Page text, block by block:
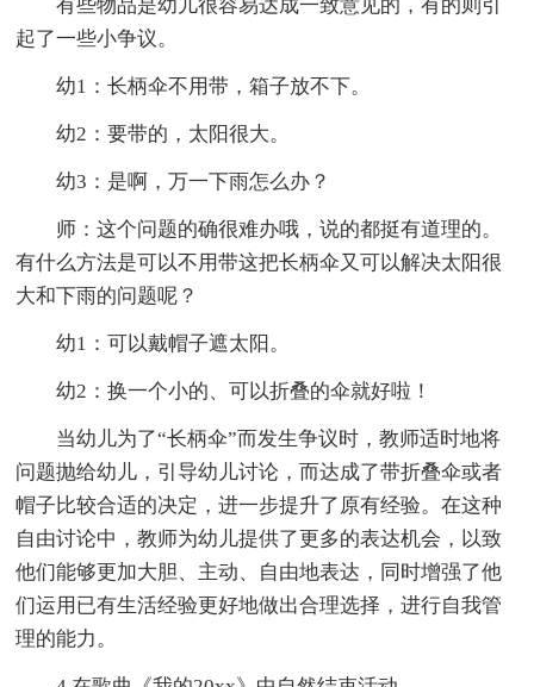
有些物品是幼儿很容易达成一致意见的，有的则引
起了一些小争议。
幼1：长柄伞不用带，箱子放不下。
幼2：要带的，太阳很大。
幼3：是啊，万一下雨怎么办？
师：这个问题的确很难办哦，说的都挺有道理的。
有什么方法是可以不用带这把长柄伞又可以解决太阳很
大和下雨的问题呢？
幼1：可以戴帽子遮太阳。
幼2：换一个小的、可以折叠的伞就好啦！
当幼儿为了“长柄伞”而发生争议时，教师适时地将
问题抛给幼儿，引导幼儿讨论，而达成了带折叠伞或者
帽子比较合适的决定，进一步提升了原有经验。在这种
自由讨论中，教师为幼儿提供了更多的表达机会，以致
他们能够更加大胆、主动、自由地表达，同时增强了他
们运用已有生活经验更好地做出合理选择，进行自我管
理的能力。